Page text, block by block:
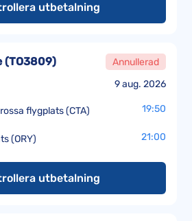
utbetalning
9 aug. 2026
(TO3809) Annullerad
flygplats (CTA) 19:50
(ORY) 21:00
utbetalning